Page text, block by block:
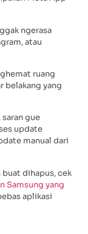
ngerasa
atau
ruang
belakang yang
gue
update
manual dari
buat dihapus, cek
Samsung yang
aplikasi